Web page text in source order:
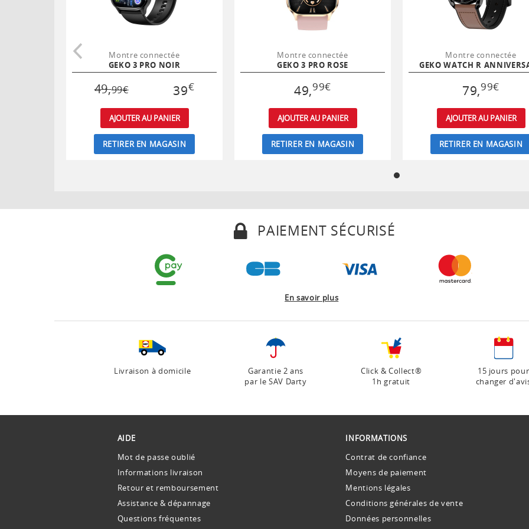
Montre connectée
GEKO 3 PRO NOIR
49,99€ 39€
AJOUTER AU PANIER
RETIRER EN MAGASIN
Montre connectée
GEKO 3 PRO ROSE
49,99€
AJOUTER AU PANIER
RETIRER EN MAGASIN
Montre connectée
GEKO WATCH R
79,99€
AJOUTER AU PANIER
RETIRER EN MAGASIN
PAIEMENT SÉCURISÉ
En savoir plus
Livraison à domicile
Garantie 2 ans
par le SAV Darty
Click & Collect®
1h gratuit
15 jours pour
changer
AIDE
Mot de passe oublié
Informations livraison
Retour et remboursement
Assistance & dépannage
Questions fréquentes
INFORMATIONS
Contrat de confiance
Moyens de paiement
Mentions légales
Conditions générales de vente
Données personnelles